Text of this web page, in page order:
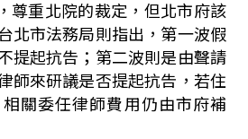
尊重北院的裁定，但北市府該
北市法務局則指出，第一波假
提起抗告；第二波則是由聲請
師來研議是否提起抗告，若住
關委任律師費用仍由市府補